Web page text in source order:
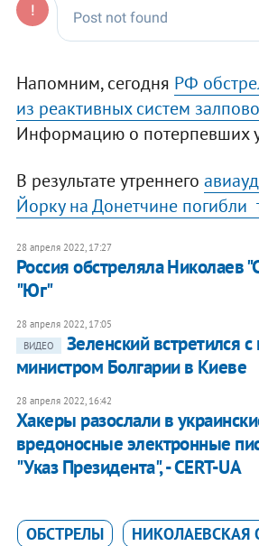
Напомним, сегодня РФ
из реактивных систем
Информацию о потерпевших
В результате утреннего
Йорку на Донетчине погибли
28 апреля 2022, 17:27
Россия обстреляла Николаев
"Юг"
28 апреля 2022, 17:05
ВИДЕО
Зеленский встретился
министром Болгарии в Киеве
28 апреля 2022, 16:42
Хакеры разослали в
вредоносные электронные
"Указ Президента", - CERT-UA
ОБСТРЕЛЫ
НИКОЛАЕВСКАЯ